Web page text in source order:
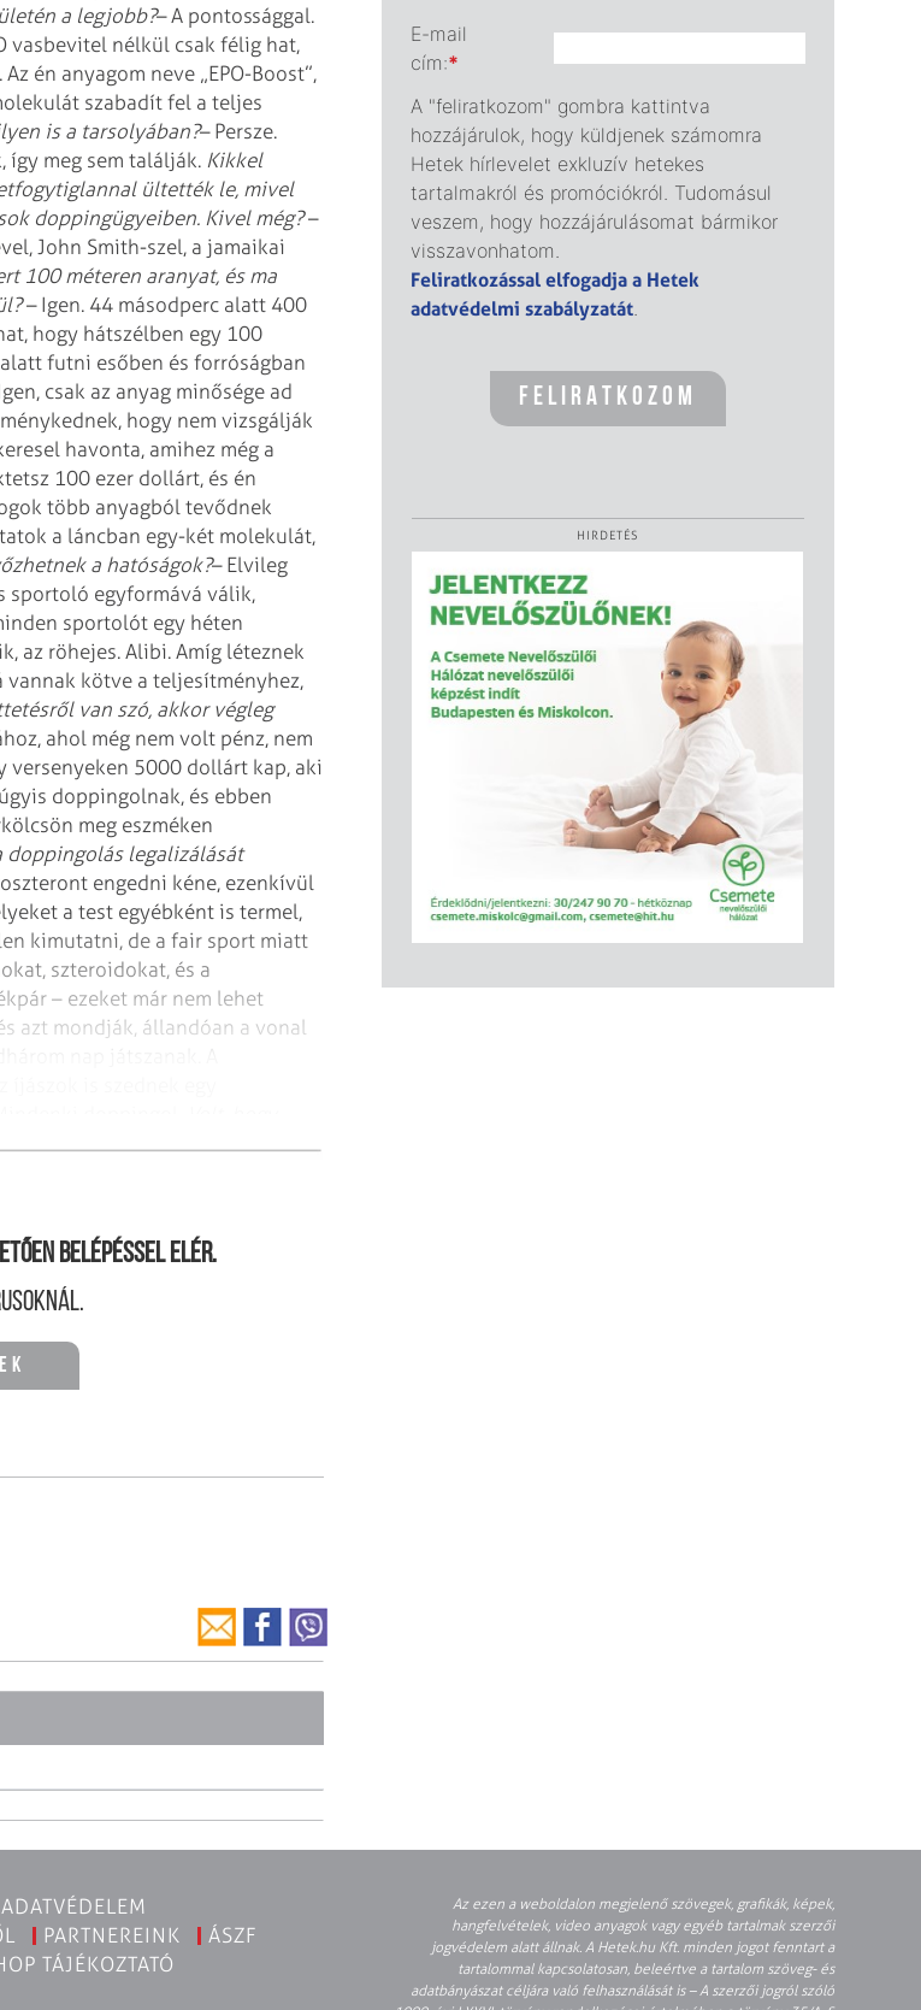
a legjobb?– A pontossággal.
vasbevitel nélkül csak félig hat,
én anyagom neve „EPO-Boost”,
szabadít fel a teljes
is a tarsolyában?– Persze.
így meg sem találják. Kikkel
ültették le, mivel
doppingügyeiben. Kivel még?–
John Smith-szel, a jamaikai
100 méteren aranyat, és ma
– Igen. 44 másodperc alatt 400
hogy hátszélben egy 100
futni esőben és forróságban
csak az anyag minősége ad
hogy nem vizsgálják
havonta, amihez még a
100 ezer dollárt, és én
több anyagból tevődnek
a láncban egy-két molekulát,
a hatóságok?– Elvileg
sportoló egyformává válik,
sportolót egy héten
az röhejes. Alibi. Amíg léteznek
vannak kötve a teljesítményhez,
van szó, akkor végleg
ahol még nem volt pénz, nem
versenyeken 5000 dollárt kap, aki
doppingolnak, és ebben
meg eszméken
doppingolás legalizálását
engedni kéne, ezenkívül
a test egyébként is termel,
kimutatni, de a fair sport miatt
szteroidokat, és a
– ezeket már nem lehet
azt mondják, állandóan a vonal
már a nyomozók nevetnek.
belépéssel elér.
E-mail
cím:*
A "feliratkozom" gombra kattintva
hozzájárulok, hogy küldjenek számomra
Hetek hírlevelet exkluzív hetekes
tartalmakról és promóciókról. Tudomásul
veszem, hogy hozzájárulásomat bármikor
visszavonhatom.
Feliratkozással elfogadja a Hetek
adatvédelmi szabályzatát.
HIRDETÉS
ADATVÉDELEM
PARTNEREINK
ÁSZF
TÁJÉKOZTATÓ
Az ezen a weboldalon megjelenő szövegek, grafikák, képek,
hangfelvételek, video anyagok vagy egyéb tartalmak szerzői
jogvédelem alatt állnak. A Hetek.hu Kft. minden jogot fenntart a
tartalommal kapcsolatosan, beleértve a tartalom szöveg- és
adatbányászat céljára való felhasználását is – A szerzői jogról szóló